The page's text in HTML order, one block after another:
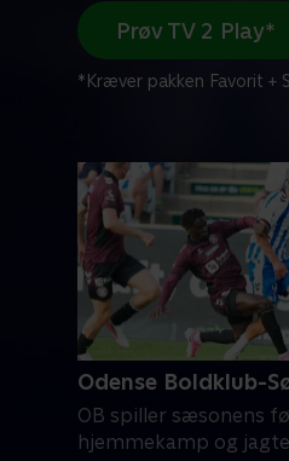
Prøv TV 2 Play*
*Kræver pakken Favorit +
Odense Boldklub-
OB spiller sæsonens
hjemmekamp og